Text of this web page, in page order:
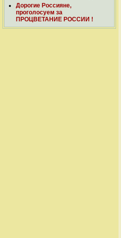
Дорогие Россияне,
проголосуем за
ПРОЦВЕТАНИЕ РОССИИ !